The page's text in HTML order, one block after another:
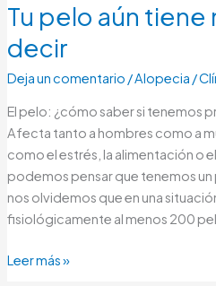
Tu pelo aún tiene
decir
Deja un comentario /Alopecia /
El pelo: ¿cómo saber si tenemos
Afecta tanto a hombres como a
como el estrés, la alimentación o
podemos pensar que tenemos
nos olvidemos que en una
fisiológicamente al menos 200
Leer más »